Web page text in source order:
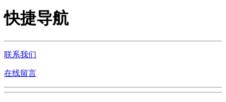
快捷导航
联系我们
在线留言